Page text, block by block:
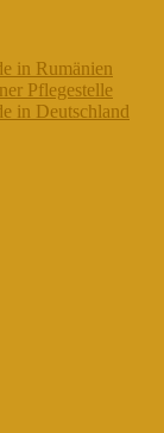
in Rumänien
Pflegestelle
in Deutschland